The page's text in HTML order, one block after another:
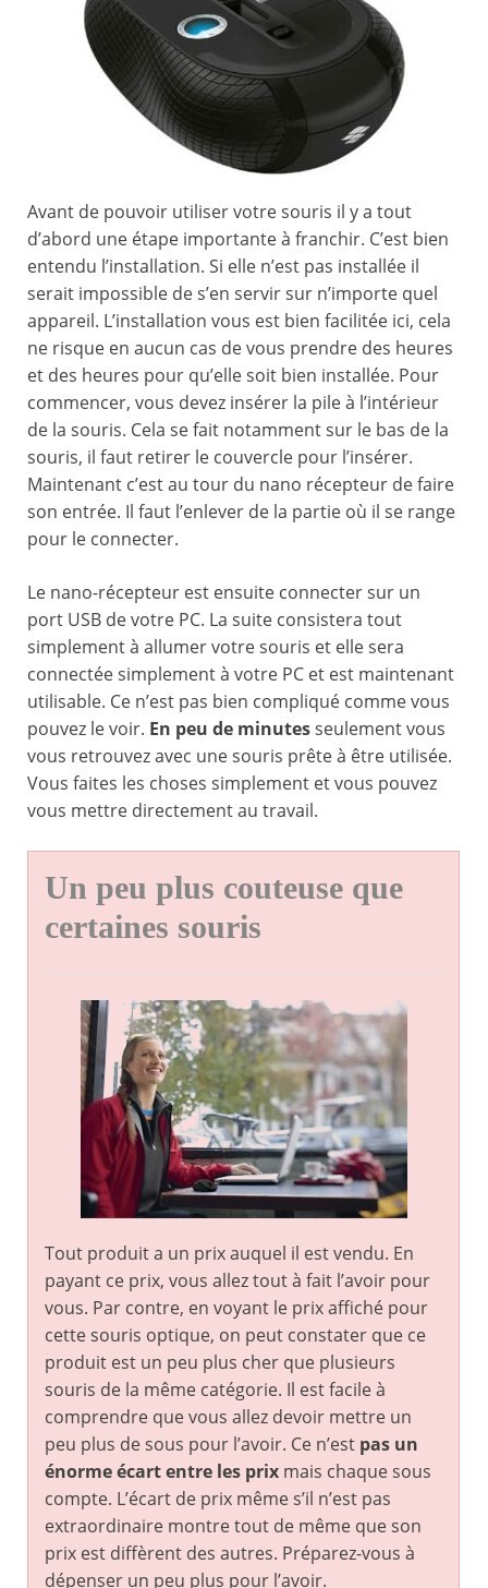
Avant de pouvoir utiliser votre souris il y a tout
d’abord une étape importante à franchir. C’est bien
entendu l’installation. Si elle n’est pas installée il
serait impossible de s’en servir sur n’importe quel
appareil. L’installation vous est bien facilitée ici, cela
ne risque en aucun cas de vous prendre des heures
et des heures pour qu’elle soit bien installée. Pour
commencer, vous devez insérer la pile à l’intérieur
de la souris. Cela se fait notamment sur le bas de la
souris, il faut retirer le couvercle pour l’insérer.
Maintenant c’est au tour du nano récepteur de faire
son entrée. Il faut l’enlever de la partie où il se range
pour le connecter.
Le nano-récepteur est ensuite connecter sur un
port USB de votre PC. La suite consistera tout
simplement à allumer votre souris et elle sera
connectée simplement à votre PC et est maintenant
utilisable. Ce n’est pas bien compliqué comme vous
pouvez le voir. En peu de minutesseulement vous
vous retrouvez avec une souris prête à être utilisée.
Vous faites les choses simplement et vous pouvez
vous mettre directement au travail.
Un peu plus couteuse que
certaines souris
Tout produit a un prix auquel il est vendu. En
payant ce prix, vous allez tout à fait l’avoir pour
vous. Par contre, en voyant le prix affiché pour
cette souris optique, on peut constater que ce
produit est un peu plus cher que plusieurs
souris de la même catégorie. Il est facile à
comprendre que vous allez devoir mettre un
peu plus de sous pour l’avoir. Ce n’est pas un
énorme écart entre les prix mais chaque sous
compte. L’écart de prix même s’il n’est pas
extraordinaire montre tout de même que son
prix est diffèrent des autres. Préparez-vous à
dépenser un peu plus pour l’avoir.